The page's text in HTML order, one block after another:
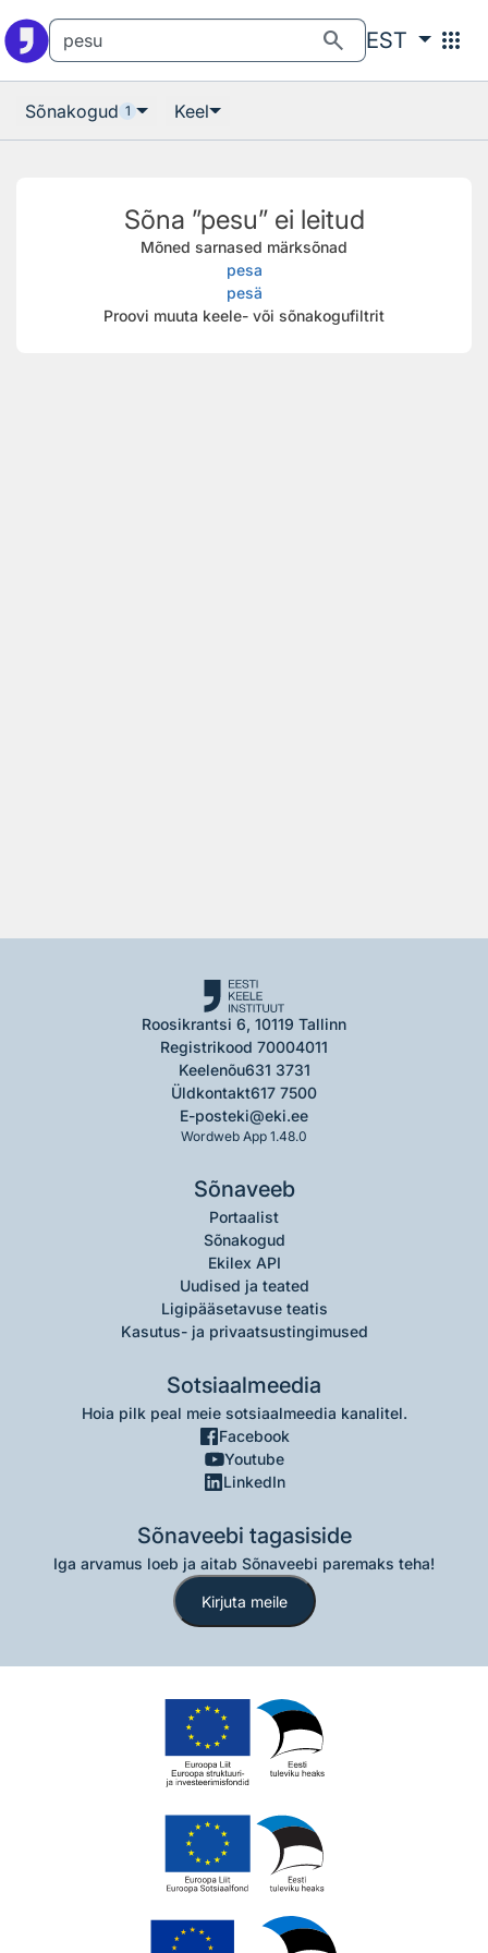
search EST apps
Sõnakogud 1 Keel
Sõna ”pesu” ei leitud
Mõned sarnased märksõnad
pesa
pesä
Proovi muuta keele- või sõnakogufiltrit
Roosikrantsi 6, 10119 Tallinn
Registrikood 70004011
Keelenõu631 3731
Üldkontakt617 7500
E-posteki@eki.ee
Wordweb App 1.48.0
Sõnaveeb
Portaalist
Sõnakogud
Ekilex API
Uudised ja teated
Ligipääsetavuse teatis
Kasutus- ja privaatsustingimused
Sotsiaalmeedia
Hoia pilk peal meie sotsiaalmeedia kanalitel.
Facebook
Youtube
LinkedIn
Sõnaveebi tagasiside
Iga arvamus loeb ja aitab Sõnaveebi paremaks teha!
Kirjuta meile